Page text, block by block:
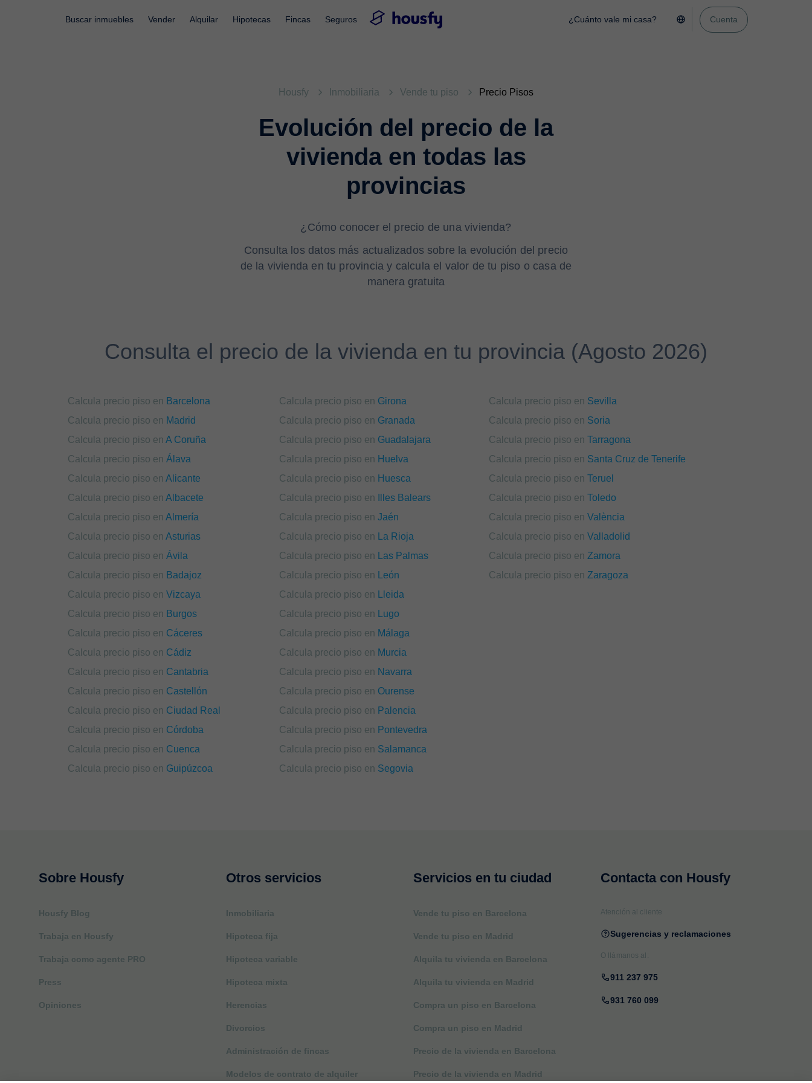
Buscar inmuebles Vender Alquilar Hipotecas Fincas Seguros ¿Cuánto vale mi casa? Cuenta
Housfy Inmobiliaria Vende tu piso Precio Pisos
Evolución del precio de la
vivienda en todas las
provincias
¿Cómo conocer el precio de una vivienda?
Consulta los datos más actualizados sobre la evolución del precio
de la vivienda en tu provincia y calcula el valor de tu piso o casa de
manera gratuita
Consulta el precio de la vivienda en tu provincia (Agosto 2026)
Calcula precio piso en Barcelona
Calcula precio piso en Madrid
Calcula precio piso en A Coruña
Calcula precio piso en Álava
Calcula precio piso en Alicante
Calcula precio piso en Albacete
Calcula precio piso en Almería
Calcula precio piso en Asturias
Calcula precio piso en Ávila
Calcula precio piso en Badajoz
Calcula precio piso en Vizcaya
Calcula precio piso en Burgos
Calcula precio piso en Cáceres
Calcula precio piso en Cádiz
Calcula precio piso en Cantabria
Calcula precio piso en Castellón
Calcula precio piso en Ciudad Real
Calcula precio piso en Córdoba
Calcula precio piso en Cuenca
Calcula precio piso en Guipúzcoa
Calcula precio piso en Girona
Calcula precio piso en Granada
Calcula precio piso en Guadalajara
Calcula precio piso en Huelva
Calcula precio piso en Huesca
Calcula precio piso en Illes Balears
Calcula precio piso en Jaén
Calcula precio piso en La Rioja
Calcula precio piso en Las Palmas
Calcula precio piso en León
Calcula precio piso en Lleida
Calcula precio piso en Lugo
Calcula precio piso en Málaga
Calcula precio piso en Murcia
Calcula precio piso en Navarra
Calcula precio piso en Ourense
Calcula precio piso en Palencia
Calcula precio piso en Pontevedra
Calcula precio piso en Salamanca
Calcula precio piso en Segovia
Calcula precio piso en Sevilla
Calcula precio piso en Soria
Calcula precio piso en Tarragona
Calcula precio piso en Santa Cruz de Tenerife
Calcula precio piso en Teruel
Calcula precio piso en Toledo
Calcula precio piso en València
Calcula precio piso en Valladolid
Calcula precio piso en Zamora
Calcula precio piso en Zaragoza
Sobre Housfy
Housfy Blog
Trabaja en Housfy
Trabaja como agente PRO
Press
Opiniones
Otros servicios
Inmobiliaria
Hipoteca fija
Hipoteca variable
Hipoteca mixta
Herencias
Divorcios
Administración de fincas
Modelos de contrato de alquiler
Servicios en tu ciudad
Vende tu piso en Barcelona
Vende tu piso en Madrid
Alquila tu vivienda en Barcelona
Alquila tu vivienda en Madrid
Compra un piso en Barcelona
Compra un piso en Madrid
Precio de la vivienda en Barcelona
Precio de la vivienda en Madrid
Contacta con Housfy
Atención al cliente
Sugerencias y reclamaciones
O llámanos al:
911 237 975
931 760 099